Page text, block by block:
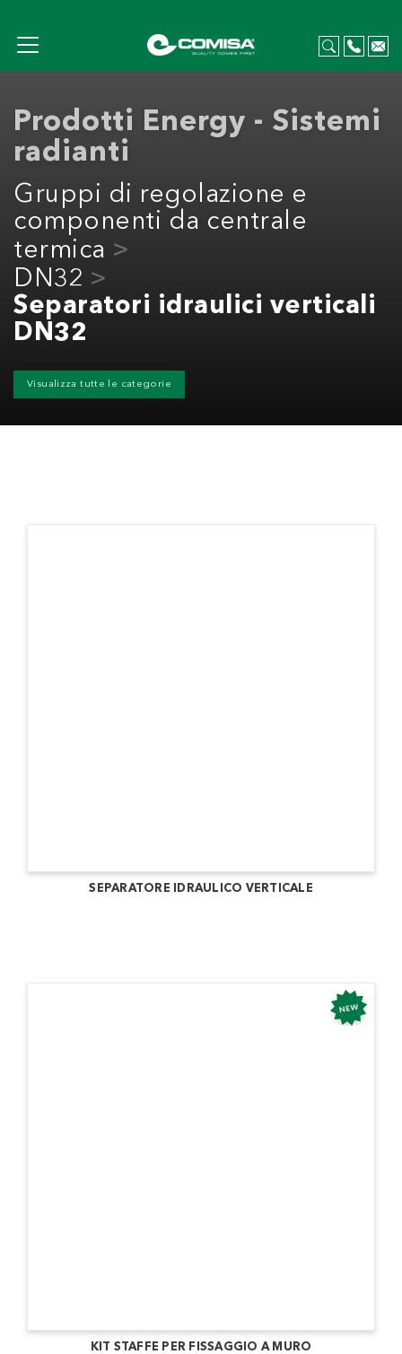
Prodotti Energy - Sistemi
radianti
Gruppi di regolazione e
componenti da centrale
termica
DN32
Separatori idraulici verticali
DN32
Visualizza tutte le categorie
SEPARATORE IDRAULICO VERTICALE
KIT STAFFE PER FISSAGGIO A MURO